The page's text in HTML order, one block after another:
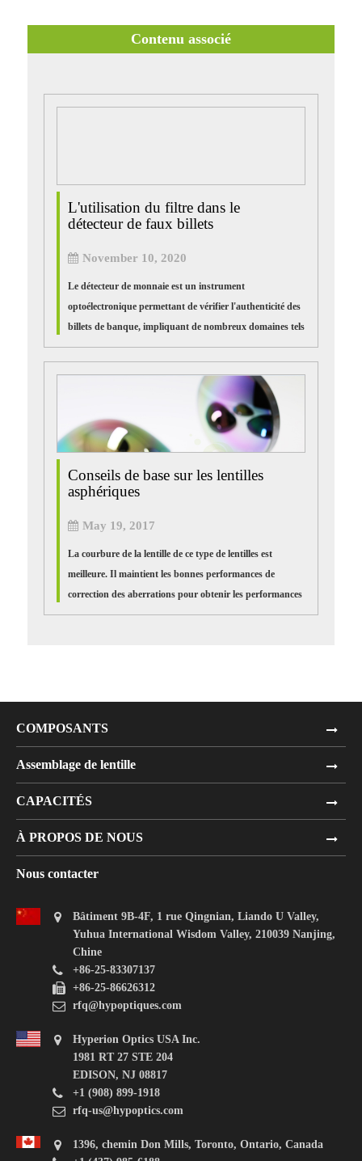
Contenu associé
L'utilisation du filtre dans le
détecteur de faux billets
November 10, 2020
Le détecteur de monnaie est un instrument
optoélectronique permettant de vérifier l'authenticité des
billets de banque, impliquant de nombreux domaines tels
que les machines, l'électricité, la lumière et le magnétisme.
Conseils de base sur les lentilles
asphériques
May 19, 2017
La courbure de la lentille de ce type de lentilles est
meilleure. Il maintient les bonnes performances de
correction des aberrations pour obtenir les performances
requises. L'utilisation de lentilles asphériques apporte
COMPOSANTS
Assemblage de lentille
CAPACITÉS
À PROPOS DE NOUS
Nous contacter
Bâtiment 9B-4F, 1 rue Qingnian, Liando U Valley,
Yuhua International Wisdom Valley, 210039 Nanjing,
Chine
+86-25-83307137
+86-25-86626312
rfq@hypoptiques.com
Hyperion Optics USA Inc.
1981 RT 27 STE 204
EDISON, NJ 08817
+1 (908) 899-1918
rfq-us@hypoptics.com
1396, chemin Don Mills, Toronto, Ontario, Canada